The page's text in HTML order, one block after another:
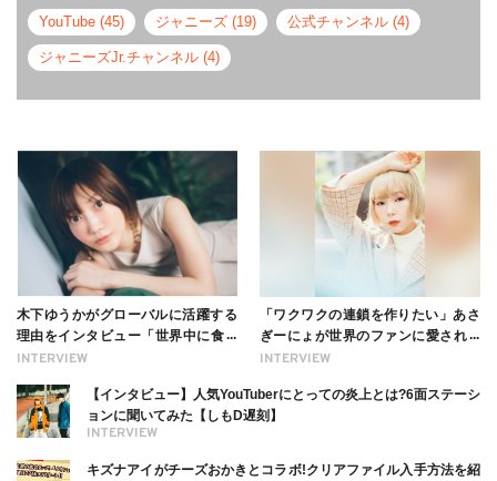
YouTube (45) ジャニーズ (19) 公式チャンネル (4)
ジャニーズJr.チャンネル (4)
INTERVIEW
木下ゆうかがグローバルに活躍する
理由をインタビュー「世界中に食べ
る幸せを伝えたい」新事務所加入に
INTERVIEW
「ワクワクの連鎖を作りたい」あさ
ぎーにょが世界のファンに愛される
理由【インタビュー】
INTERVIEW
【インタビュー】人気YouTuberにとっての炎上とは?6面ステーシ
ョンに聞いてみた【しもD遅刻】
キズナアイがチーズおかきとコラボ!クリアファイル入手方法を紹